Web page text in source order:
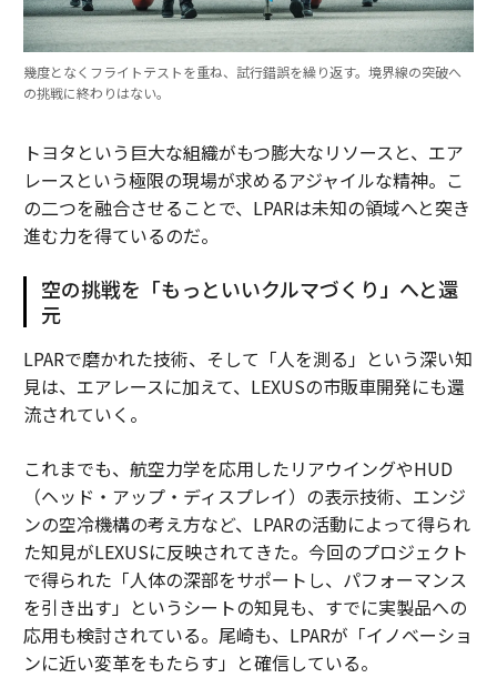
幾度となくフライトテストを重ね、試行錯誤を繰り返す。境界線の突破へ
の挑戦に終わりはない。
トヨタという巨大な組織がもつ膨大なリソースと、エア
レースという極限の現場が求めるアジャイルな精神。こ
の二つを融合させることで、LPARは未知の領域へと突き
進む力を得ているのだ。
空の挑戦を「もっといいクルマづくり」へと還
元
LPARで磨かれた技術、そして「人を測る」という深い知
見は、エアレースに加えて、LEXUSの市販車開発にも還
流されていく。
これまでも、航空力学を応用したリアウイングやHUD
（ヘッド・アップ・ディスプレイ）の表示技術、エンジ
ンの空冷機構の考え方など、LPARの活動によって得られ
た知見がLEXUSに反映されてきた。今回のプロジェクト
で得られた「人体の深部をサポートし、パフォーマンス
を引き出す」というシートの知見も、すでに実製品への
応用も検討されている。尾崎も、LPARが「イノベーショ
ンに近い変革をもたらす」と確信している。